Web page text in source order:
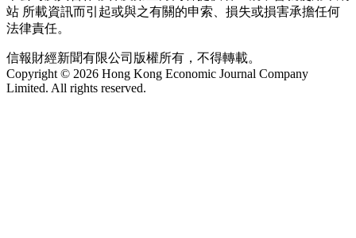
站 所載資訊而引起或與之有關的申索、損失或損害承擔任何
法律責任。
信報財經新聞有限公司版權所有，不得轉載。
Copyright © 2026 Hong Kong Economic Journal Company
Limited. All rights reserved.